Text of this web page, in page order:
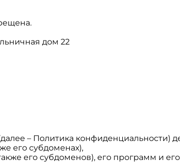
дом 22
– Политика конфиденциальности)
его субдоменах),
его субдоменов), его программ и